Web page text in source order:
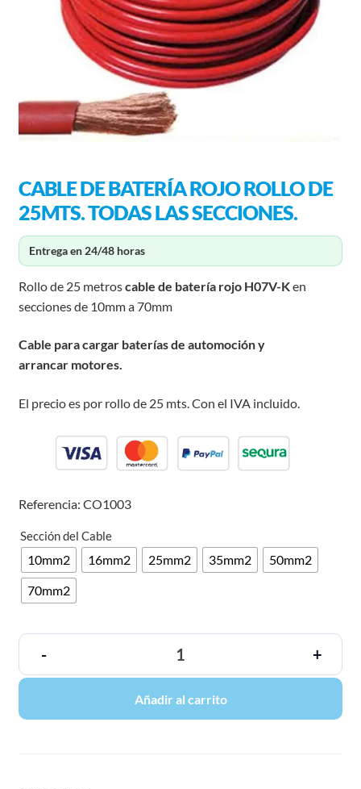
CABLE DE BATERÍA ROJO ROLLO DE
25MTS. TODAS LAS SECCIONES.
Entrega en 24/48 horas
Rollo de 25 metroscable de batería rojo H07V-Ken
secciones de 10mm a 70mm
Cable para cargar baterías de automoción y
arrancar motores.
El precio es por rollo de 25 mts. Con el IVA incluido.
Referencia: CO1003
Sección del Cable
10mm2 16mm2 25mm2 35mm2
50mm2
70mm2
- +
Añadir al carrito